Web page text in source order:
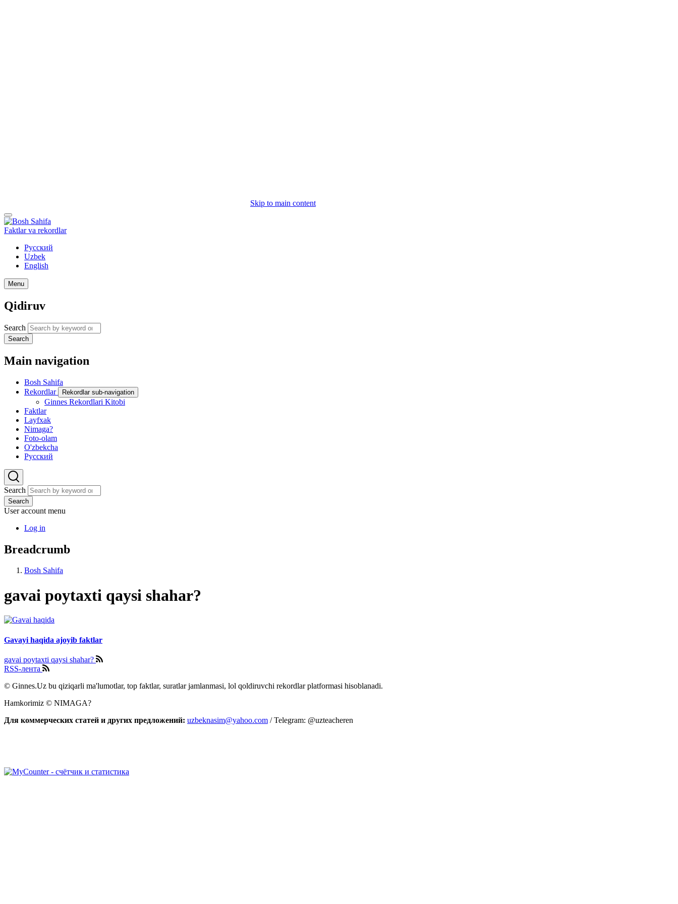
Skip to main content
Faktlar va rekordlar
Русский
Uzbek
English
Menu
Qidiruv
Search
Search
Main navigation
Bosh Sahifa
Rekordlar
Rekordlar sub-navigation
Ginnes Rekordlari Kitobi
Faktlar
Layfxak
Nimaga?
Foto-olam
O'zbekcha
Русский
Search
Search
User account menu
Log in
Breadcrumb
Bosh Sahifa
gavai poytaxti qaysi shahar?
Gavayi haqida ajoyib faktlar
gavai poytaxti qaysi shahar?
RSS-лента
© Ginnes.Uz bu qiziqarli ma'lumotlar, top faktlar, suratlar jamlanmasi, lol qoldiruvchi rekordlar platformasi hisoblanadi.
Hamkorimiz © NIMAGA?
Для коммерческих статей и других предложений: uzbeknasim@yahoo.com / Telegram: @uzteacheren